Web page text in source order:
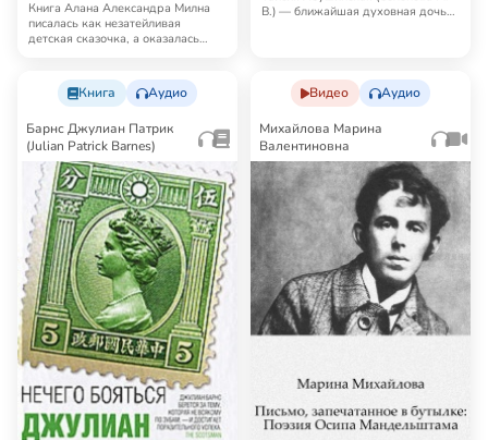
Пух и все-все-все»
Книга Алана Александра Милна
писалась как незатейливая
детская сказочка, а оказалась
В.) — ближайшая духовная дочь
Книга Аудио
Барнс Джулиан Патрик
(Julian Patrick Barnes)
Видео Аудио
Михайлова Марина
Валентиновна